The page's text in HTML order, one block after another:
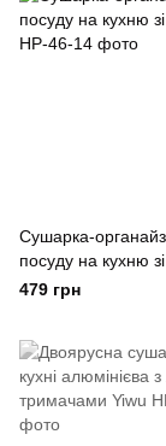
Сушарка-
посуду на кухню
479 грн